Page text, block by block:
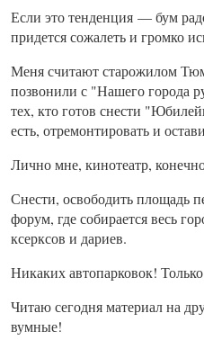
Если это тенденция — бум
придется сожалеть и громко
Меня считают старожилом
позвонили с "Нашего города
тех, кто готов снести
есть, отремонтировать и
Лично мне, кинотеатр,
Снести, освободить площадь
форум, где собирается весь
ксерксов и дариев.
Никаких автопарковок!
Читаю сегодня материал на
вумные!